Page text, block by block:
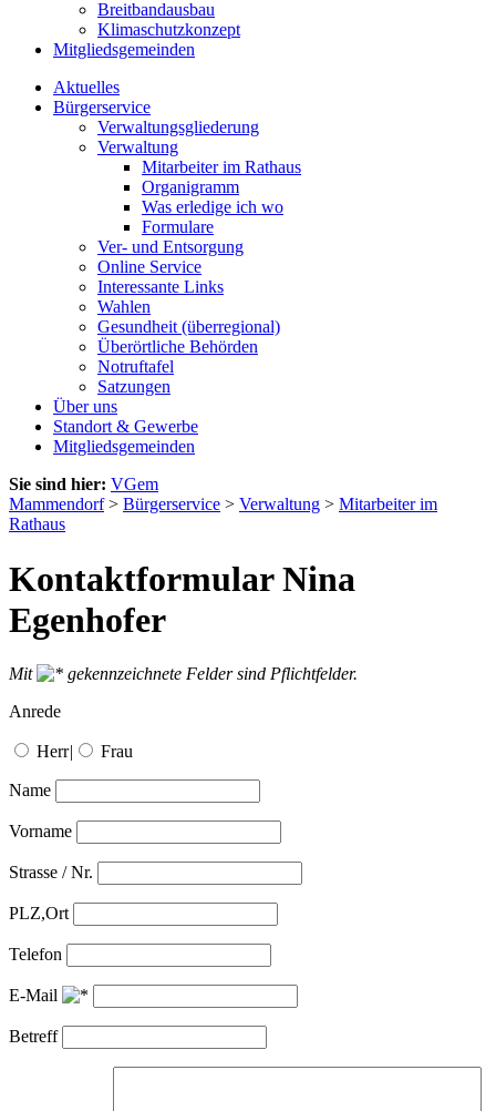
Breitbandausbau
Klimaschutzkonzept
Mitgliedsgemeinden
Aktuelles
Bürgerservice
Verwaltungsgliederung
Verwaltung
Mitarbeiter im Rathaus
Organigramm
Was erledige ich wo
Formulare
Ver- und Entsorgung
Online Service
Interessante Links
Wahlen
Gesundheit (überregional)
Überörtliche Behörden
Notruftafel
Satzungen
Über uns
Standort & Gewerbe
Mitgliedsgemeinden
Sie sind hier: VGem
Mammendorf> Bürgerservice > Verwaltung > Mitarbeiter im
Rathaus
Kontaktformular Nina
Egenhofer
Mit
gekennzeichnete Felder sind Pflichtfelder.
Anrede
Herr| Frau
Name
Vorname
Strasse / Nr.
PLZ,Ort
Telefon
E-Mail
Betreff